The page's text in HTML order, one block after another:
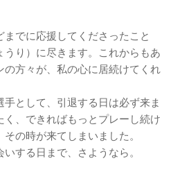
でに応援してくださったこと
うり）に尽きます。これからもあ
の方々が、私の心に居続けてくれ
として、引退する日は必ず来ま
、できればもっとプレーし続け
の時が来てしまいました。
する日まで、さようなら。